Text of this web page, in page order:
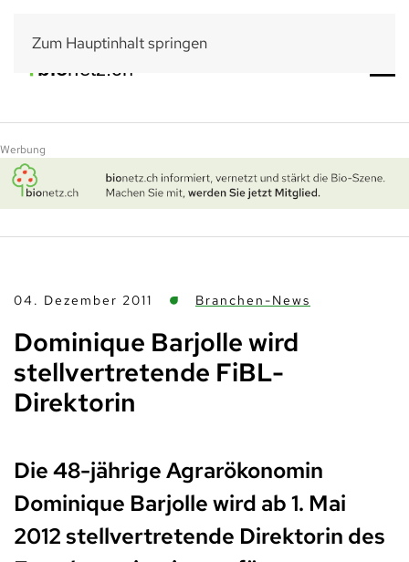
Zum Hauptinhalt springen
Werbung
04. Dezember 2011 Branchen-News
Dominique Barjolle wird
stellvertretende FiBL-
Direktorin
Die 48-jährige Agrarökonomin
Dominique Barjolle wird ab 1. Mai
2012 stellvertretende Direktorin des